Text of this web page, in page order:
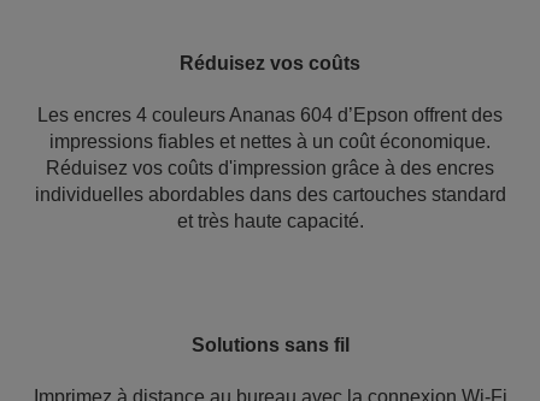
Réduisez vos coûts
Les encres 4 couleurs Ananas 604 d’Epson offrent des
impressions fiables et nettes à un coût économique.
Réduisez vos coûts d'impression grâce à des encres
individuelles abordables dans des cartouches standard
et très haute capacité.
Solutions sans fil
Imprimez à distance au bureau avec la connexion Wi-Fi